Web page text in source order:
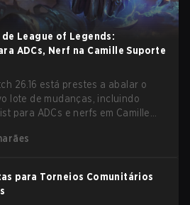
de League of Legends:
ADCs, Nerf na Camille Suporte
26.16 está prestes a abalar o
lote de mudanças, incluindo
para ADCs e nerfs em Camille
para Torneios Comunitários